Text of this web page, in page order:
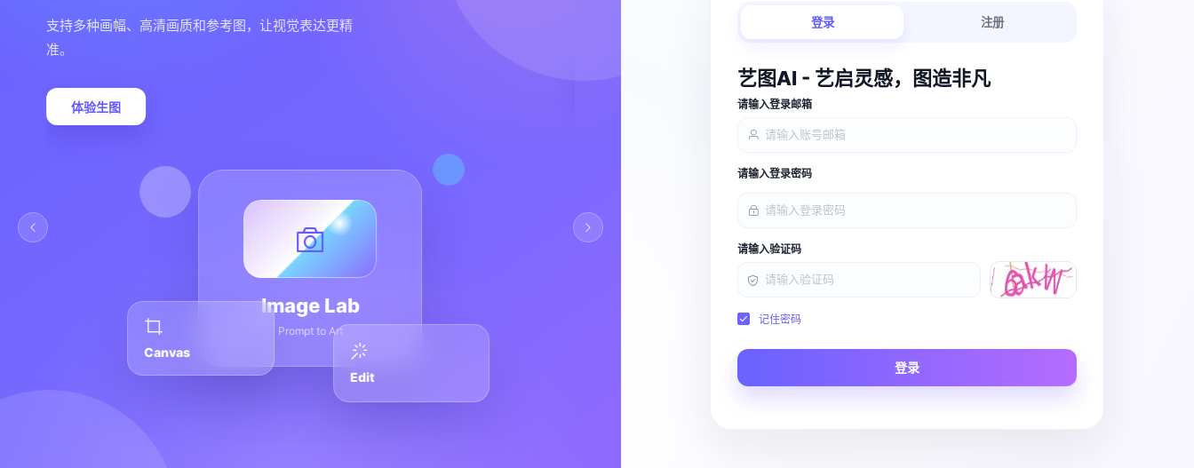
支持多种画幅、高清画质和参考图，让视觉表达更精
准。
体验生图
Image Lab
Prompt to Art
Edit
Canvas
从脚本、分镜到视频生成，保持创作链路连贯顺畅。
Scene
登录 注册
艺图AI - 艺启灵感，图造非凡
请输入登录邮箱
请输入登录密码
请输入验证码
记住密码
登录